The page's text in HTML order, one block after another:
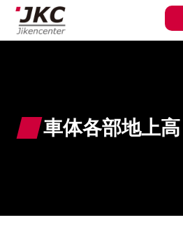
車体各部地上高